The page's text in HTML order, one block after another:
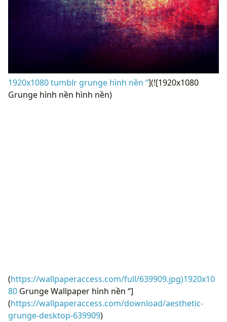
1920x1080 tumblr grunge hình nền “](![1920x1080
Grunge hình nền hình nền)
(https://wallpaperaccess.com/full/639909.jpg)1920x10
80 Grunge Wallpaper hình nền “]
(https://wallpaperaccess.com/download/aesthetic-
grunge-desktop-639909)